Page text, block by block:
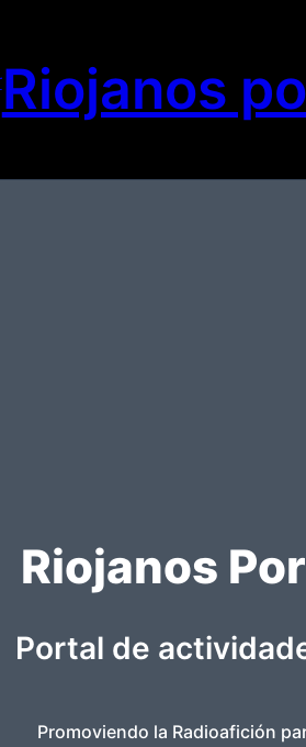
Riojanos
Riojanos
Portal de
Promoviendo la Radioafición